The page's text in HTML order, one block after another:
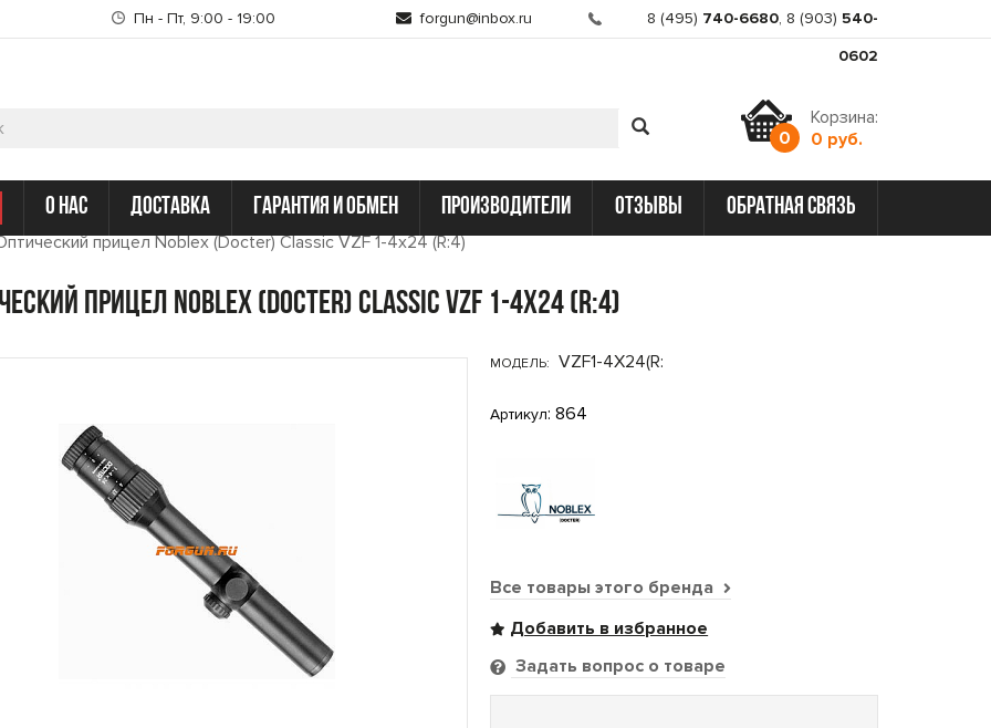
Пн - Пт, 9:00 - 19:00 forgun@inbox.ru 8 (495) 740-6680, 8 (903) 540-
0602
0
Корзина:
0 руб.
о нас доставка гарантия и обмен производители отзывы обратная связь
прицел Noblex (Docter) Classic VZF 1-4x24 (R:4)
прицел Noblex (Docter) Classic VZF 1-4x24 (R:4)
МОДЕЛЬ: VZF1-4X24(R:
Артикул: 864
Все товары этого бренда
Задать вопрос о товаре